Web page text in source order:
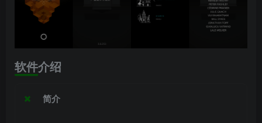
软件介绍
简介